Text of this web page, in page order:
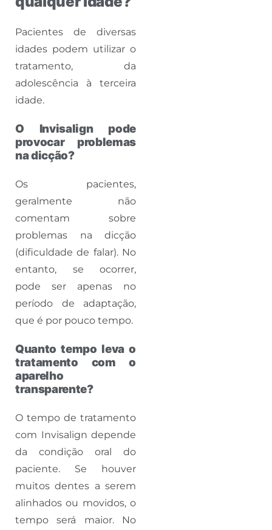
Pacientes de diversas
idades podem utilizar o
tratamento, da
adolescência à terceira
idade.
O Invisalign pode
provocar problemas
na dicção?
Os pacientes,
geralmente não
comentam sobre
problemas na dicção
(dificuldade de falar). No
entanto, se ocorrer,
pode ser apenas no
período de adaptação,
que é por pouco tempo.
Quanto tempo leva o
tratamento com o
aparelho
transparente?
O tempo de tratamento
com Invisalign depende
da condição oral do
paciente. Se houver
muitos dentes a serem
alinhados ou movidos, o
tempo será maior. No